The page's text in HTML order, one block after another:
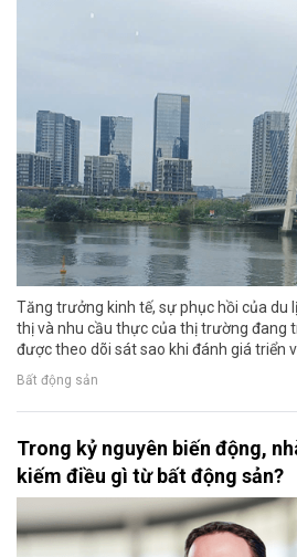
Tăng trưởng kinh tế, sự phục hồi của du
thị và nhu cầu thực của thị trường đang
được theo dõi sát sao khi đánh giá triển
Bất động sản
Trong kỷ nguyên biến động,
kiếm điều gì từ bất động sản?